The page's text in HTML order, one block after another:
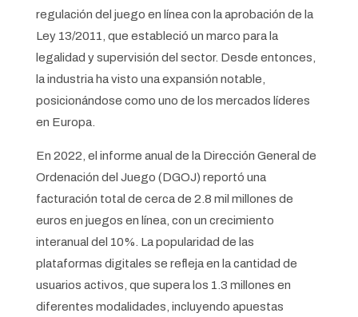
regulación del juego en línea con la aprobación de la
Ley 13/2011, que estableció un marco para la
legalidad y supervisión del sector. Desde entonces,
la industria ha visto una expansión notable,
posicionándose como uno de los mercados líderes
en Europa.
En 2022, el informe anual de la Dirección General de
Ordenación del Juego (DGOJ) reportó una
facturación total de cerca de 2.8 mil millones de
euros en juegos en línea, con un crecimiento
interanual del 10%. La popularidad de las
plataformas digitales se refleja en la cantidad de
usuarios activos, que supera los 1.3 millones en
diferentes modalidades, incluyendo apuestas